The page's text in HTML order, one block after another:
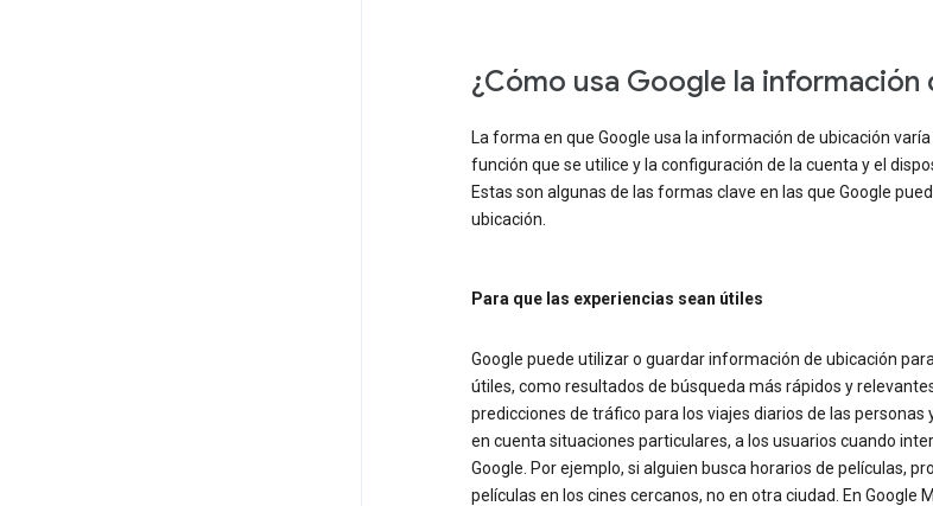
¿Cómo usa Google la información
La forma en que Google usa la información de ubicación
función que se utilice y la configuración de la cuenta y el
Estas son algunas de las formas clave en las que Google
ubicación.
Para que las experiencias sean útiles
Google puede utilizar o guardar información de ubicación
útiles, como resultados de búsqueda más rápidos y
predicciones de tráfico para los viajes diarios de las personas
en cuenta situaciones particulares, a los usuarios cuando
Google. Por ejemplo, si alguien busca horarios de películas,
películas en los cines cercanos, no en otra ciudad. En Google